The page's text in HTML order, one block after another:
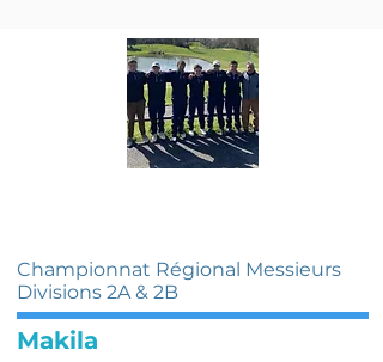
Championnat Régional Messieurs
Divisions 2A & 2B
Makila